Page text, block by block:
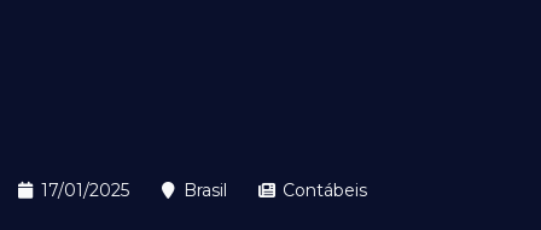
17/01/2025 Brasil Contábeis